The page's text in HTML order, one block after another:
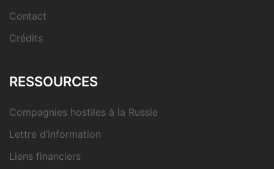
Contact
Crédits
RESSOURCES
Compagnies hostiles à la Russie
Lettre d’information
Liens financiers